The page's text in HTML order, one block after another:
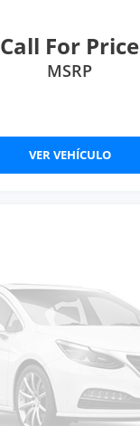
Call For Price
MSRP
VER VEHÍCULO